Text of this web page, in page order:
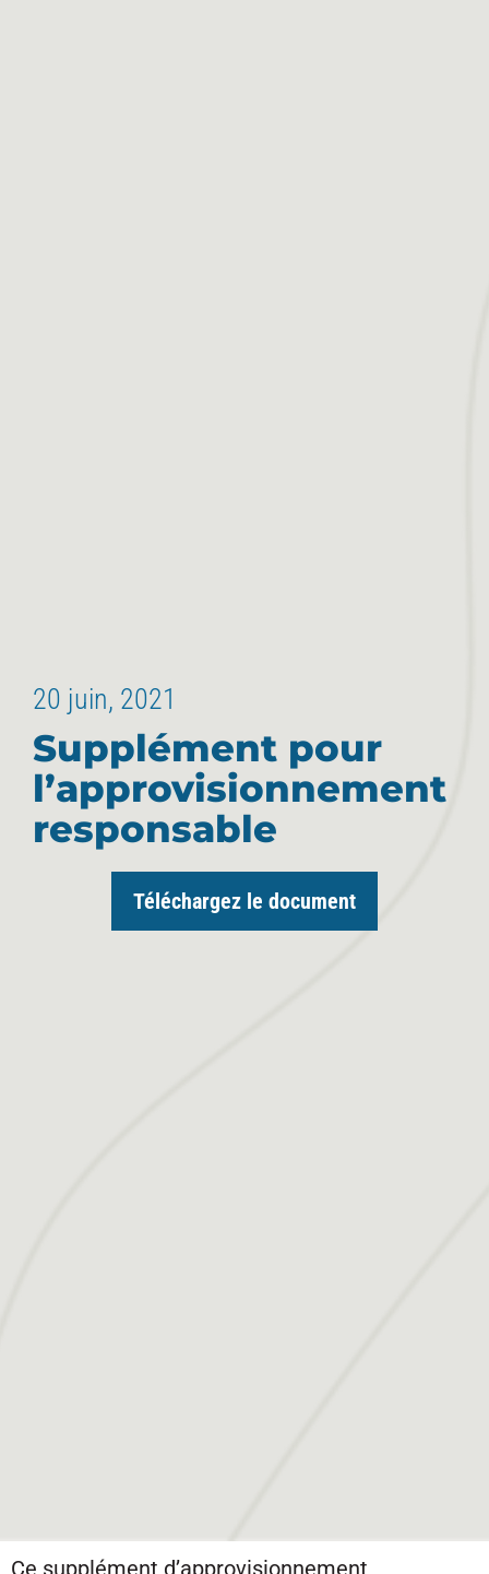
20 juin, 2021
Supplément pour
l’approvisionnement
responsable
Téléchargez le document
Ce supplément d’approvisionnement